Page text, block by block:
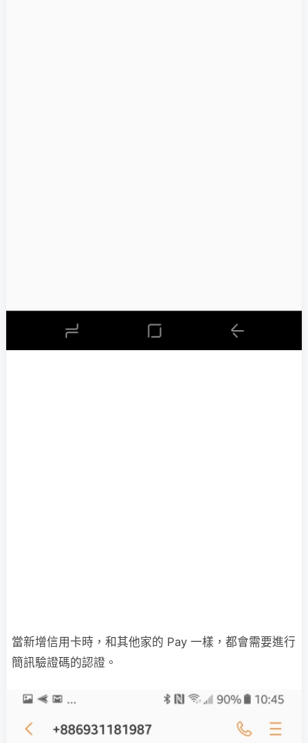
當新增信用卡時，和其他家的 Pay 一樣，都會需要進行
簡訊驗證碼的認證。